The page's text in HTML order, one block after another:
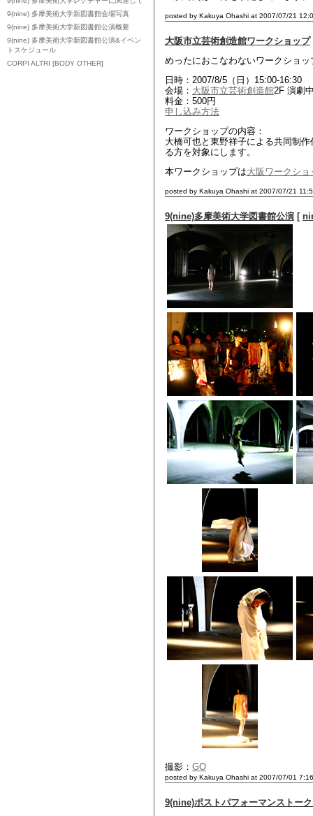
9(nine) 多摩美術大学新図書館会場写真
9(nine) 多摩美術大学新図書館公演概要
9(nine) 多摩美術大学新図書館公演&イベン
トスケジュール
CORPI ALTRI [BODY OTHER]
posted by Kakuya Ohashi at 2007/07/21
大阪市立芸術創造館ワークショップ
めったにおこなわないワークショ
日時：2007/8/5（日）15:00-16:30
会場： 大阪市立芸術創造館2F 演劇
料金：500円
申し込み方法
ワークショップの内容：
大橋可也と東野祥子による共同制
る方を対象にします。
本ワークショップは大阪ワークシ
posted by Kakuya Ohashi at 2007/07/21
9(nine)多摩美術大学図書館公演 [
撮影： GO
posted by Kakuya Ohashi at 2007/07/01
9(nine)ポストパフォーマンストー